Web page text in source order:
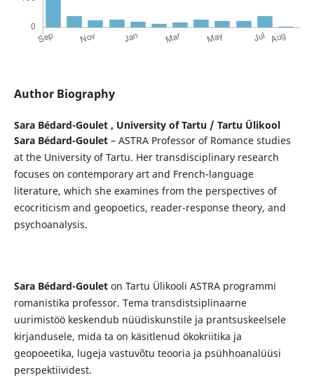
Author Biography
Sara Bédard-Goulet , University of Tartu / Tartu Ülikool
Sara Bédard-Goulet– ASTRA Professor of Romance studies
at the University of Tartu. Her transdisciplinary research
focuses on contemporary art and French-language
literature, which she examines from the perspectives of
ecocriticism and geopoetics, reader-response theory, and
psychoanalysis.
Sara Bédard-Gouleton Tartu Ülikooli ASTRA programmi
romanistika professor. Tema transdistsiplinaarne
uurimistöö keskendub nüüdiskunstile ja prantsuskeelsele
kirjandusele, mida ta on käsitlenud ökokriitika ja
geopoeetika, lugeja vastuvõtu teooria ja psühhoanalüüsi
perspektiividest.